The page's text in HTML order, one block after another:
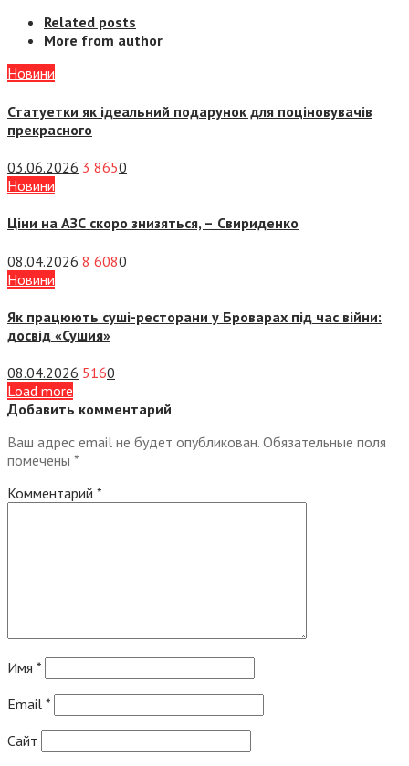
Related posts
More from author
Новини
Статуетки як ідеальний подарунок для поціновувачів
прекрасного
03.06.2026 3 8650
Новини
Ціни на АЗС скоро знизяться, – Свириденко
08.04.2026 8 6080
Новини
Як працюють суші-ресторани у Броварах під час війни:
досвід «Сушия»
08.04.2026 5160
Load more
Добавить комментарий
Ваш адрес email не будет опубликован. Обязательные поля
помечены *
Комментарий *
Имя *
Email *
Сайт